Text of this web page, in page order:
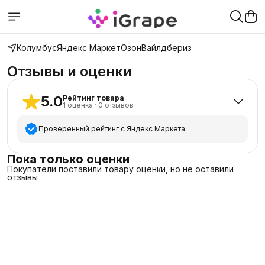
КолумбусЯндекс МаркетОзонВайлдбериз
Отзывы и оценки
5.0Рейтинг товара
1 оценка · 0 отзывов
Проверенный рейтинг с Яндекс Маркета
5 звёзд
1
4 звезды
Пока только оценки
Покупатели поставили товару оценки, но не оставили
отзывы